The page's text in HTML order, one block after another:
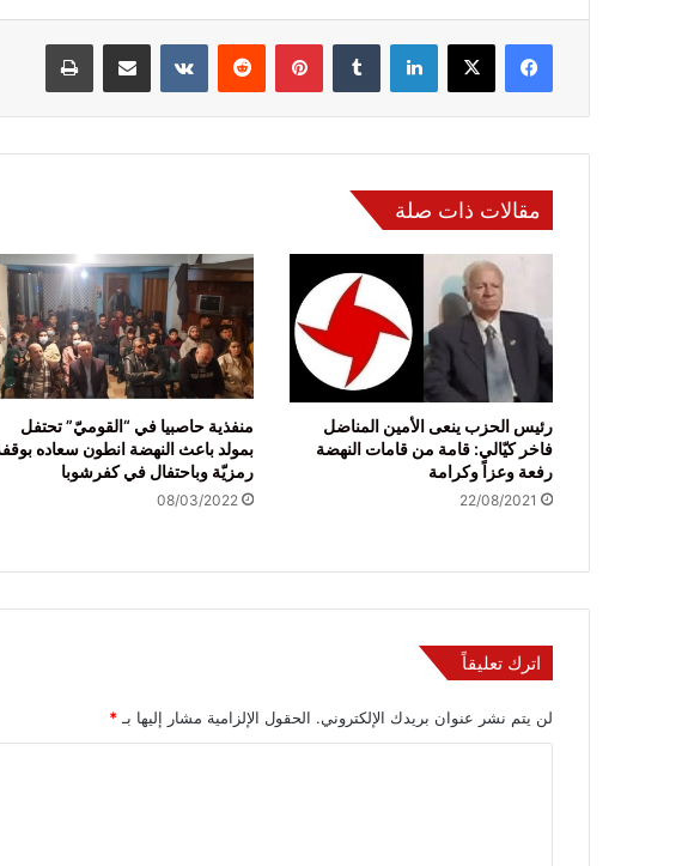
فيسبوك لينكدإن بينتيريست
مقالات ذات صلة
رئيس الحزب ينعى الأمين المناضل
فاخر كيّالي: قامة من قامات النهضة
رفعة وعزاً وكرامة
22/08/2021
منفذية حاصبيا في “القوميّ” تحتفل
بمولد باعث النهضة انطون سعاده
رمزيّة وباحتفال في كفرشوبا
08/03/2022
اترك تعليقاً
لن يتم نشر عنوان بريدك الإلكتروني. الحقول الإلزامية مشار إليها بـ *